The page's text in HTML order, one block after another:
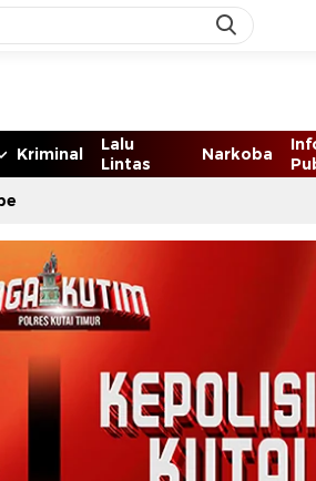
Kriminal
Lalu
Lintas
Narkoba